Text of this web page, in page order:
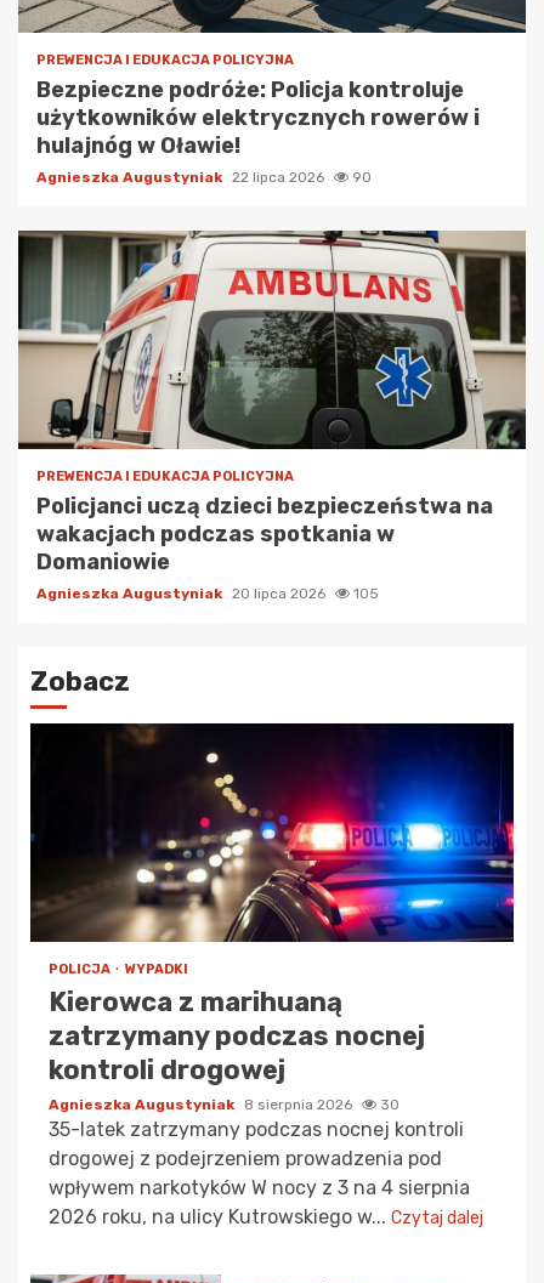
PREWENCJA I EDUKACJA POLICYJNA
Bezpieczne podróże: Policja kontroluje
użytkowników elektrycznych rowerów i
hulajnóg w Oławie!
Agnieszka Augustyniak 22 lipca 2026 90
PREWENCJA I EDUKACJA POLICYJNA
Policjanci uczą dzieci bezpieczeństwa na
wakacjach podczas spotkania w
Domaniowie
Agnieszka Augustyniak 20 lipca 2026 105
Zobacz
POLICJA WYPADKI
Kierowca z marihuaną
zatrzymany podczas nocnej
kontroli drogowej
Agnieszka Augustyniak 8 sierpnia 2026 30
35-latek zatrzymany podczas nocnej kontroli
drogowej z podejrzeniem prowadzenia pod
wpływem narkotyków W nocy z 3 na 4 sierpnia
2026 roku, na ulicy Kutrowskiego w... Czytaj dalej